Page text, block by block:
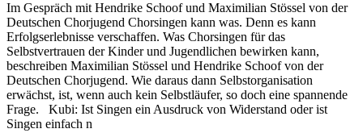
Im Gespräch mit Hendrike Schoof und Maximilian Stössel von der
Deutschen Chorjugend Chorsingen kann was. Denn es kann
Erfolgserlebnisse verschaffen. Was Chorsingen für das
Selbstvertrauen der Kinder und Jugendlichen bewirken kann,
beschreiben Maximilian Stössel und Hendrike Schoof von der
Deutschen Chorjugend. Wie daraus dann Selbstorganisation
erwächst, ist, wenn auch kein Selbstläufer, so doch eine spannende
Frage. Kubi: Ist Singen ein Ausdruck von Widerstand oder ist
Singen einfach n